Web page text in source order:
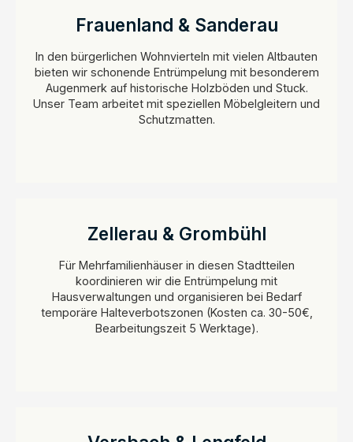
Frauenland & Sanderau
In den bürgerlichen Wohnvierteln mit vielen Altbauten
bieten wir schonende Entrümpelung mit besonderem
Augenmerk auf historische Holzböden und Stuck.
Unser Team arbeitet mit speziellen Möbelgleitern und
Schutzmatten.
Zellerau & Grombühl
Für Mehrfamilienhäuser in diesen Stadtteilen
koordinieren wir die Entrümpelung mit
Hausverwaltungen und organisieren bei Bedarf
temporäre Halteverbotszonen (Kosten ca. 30-50€,
Bearbeitungszeit 5 Werktage).